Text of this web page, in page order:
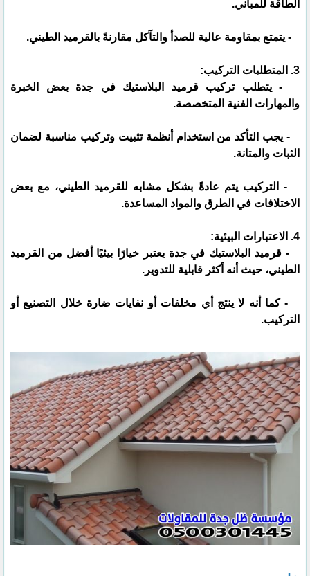
الطاقة للمباني.
- يتمتع بمقاومة عالية للصدأ والتآكل مقارنةً بالقرميد الطيني.
3. المتطلبات التركيب:
- يتطلب تركيب قرميد البلاستيك في جدة بعض الخبرة
والمهارات الفنية المتخصصة.
- يجب التأكد من استخدام أنظمة تثبيت وتركيب مناسبة لضمان
الثبات والمتانة.
- التركيب يتم عادةً بشكل مشابه للقرميد الطيني، مع بعض
الاختلافات في الطرق والمواد المساعدة.
4. الاعتبارات البيئية:
- قرميد البلاستيك في جدة يعتبر خيارًا بيئيًا أفضل من القرميد
الطيني، حيث أنه أكثر قابلية للتدوير.
- كما أنه لا ينتج أي مخلفات أو نفايات ضارة خلال التصنيع أو
التركيب.